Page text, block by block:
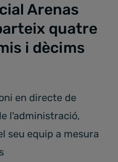
Arenas
quatre
i dècims
en directe de
l'administració,
seu equip a mesura